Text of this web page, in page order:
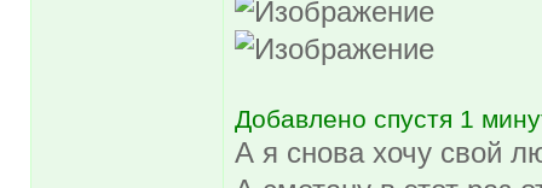
Добавлено спустя 1
А я снова хочу свой